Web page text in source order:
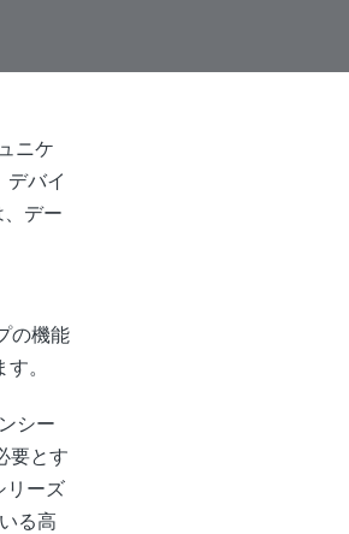
ニケ
バイ
デー
の機能
。
シー
要とす
リーズ
る高